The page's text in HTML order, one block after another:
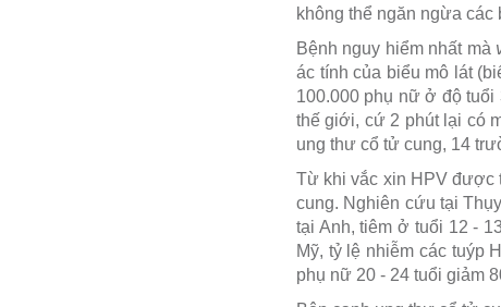
không thể ngăn ngừa
Bệnh nguy hiểm nhất mà
ác tính của biểu mô lát
100.000 phụ nữ ở độ
thế giới, cứ 2 phút lại có
ung thư cổ tử cung, 14
Từ khi vắc xin HPV được
cung. Nghiên cứu tại
tại Anh, tiêm ở tuổi 12 -
Mỹ, tỷ lệ nhiễm các tuýp
phụ nữ 20 - 24 tuổi giảm